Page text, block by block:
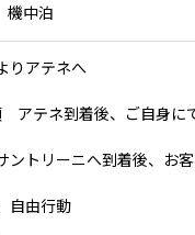
機中泊
りアテネへ
アテネ到着後、ご自身に
トリーニへ到着後、お
自由行動